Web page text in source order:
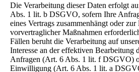
Die Verarbeitung dieser Daten erfolgt
Abs. 1 lit. b DSGVO, sofern Ihre
eines Vertrags zusammenhängt oder
vorvertraglicher Maßnahmen
Fällen beruht die Verarbeitung auf
Interesse an der effektiven Bearbeitung
Anfragen (Art. 6 Abs. 1 lit. f DSGVO)
Einwilligung (Art. 6 Abs. 1 lit. a